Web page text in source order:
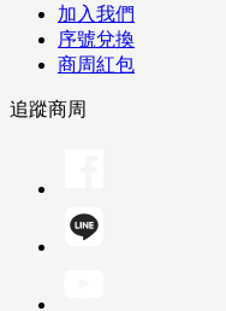
加入我們
序號兌換
商周紅包
追蹤商周